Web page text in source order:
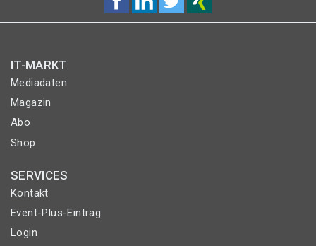
IT-MARKT
Mediadaten
Magazin
Abo
Shop
SERVICES
Kontakt
Event-Plus-Eintrag
Login